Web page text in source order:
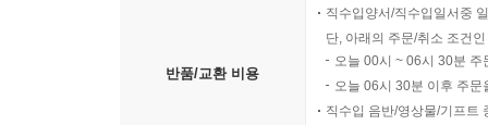
반품/교환 비용
직수입양서/직수입일서중
단, 아래의 주문/취소 조건
오늘 00시 ~ 06시 30분
오늘 06시 30분 이후 주
직수입 음반/영상물/기프트